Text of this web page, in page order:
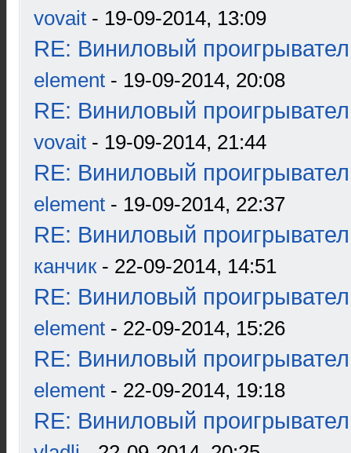
vovait - 19-09-2014, 13:09
RE: Виниловый
element - 19-09-2014, 20:08
RE: Виниловый
vovait - 19-09-2014, 21:44
RE: Виниловый
element - 19-09-2014, 22:37
RE: Виниловый
канчик- 22-09-2014, 14:51
RE: Виниловый
element - 22-09-2014, 15:26
RE: Виниловый
element - 22-09-2014, 19:18
RE: Виниловый